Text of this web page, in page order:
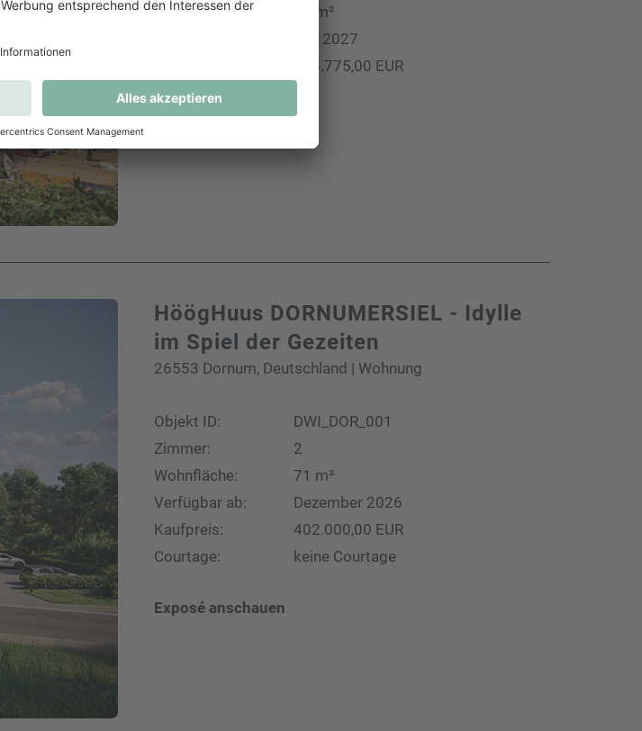
Wohnfläche:
67 m²
Vsl. 2027
425.775,00 EUR
Exposé anschauen
HöögHuus DORNUMERSIEL - Idylle
im Spiel der Gezeiten
26553 Dornum, Deutschland | Wohnung
Objekt ID:
DWI_DOR_001
Zimmer:
2
Wohnfläche:
71 m²
Verfügbar ab:
Dezember 2026
Kaufpreis:
402.000,00 EUR
Courtage:
keine Courtage
Exposé anschauen